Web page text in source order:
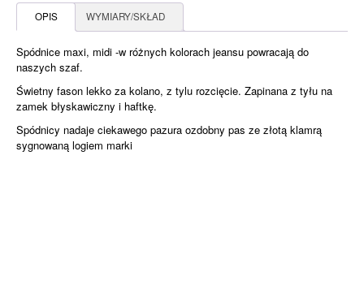
jeansowa
spódnica
OPIS WYMIARY/SKŁAD
Spódnice maxi, midi -w różnych kolorach jeansu powracają do
naszych szaf.
Świetny fason lekko za kolano, z tylu rozcięcie. Zapinana z tyłu na
zamek błyskawiczny i haftkę.
Spódnicy nadaje ciekawego pazura ozdobny pas ze złotą klamrą
sygnowaną logiem marki